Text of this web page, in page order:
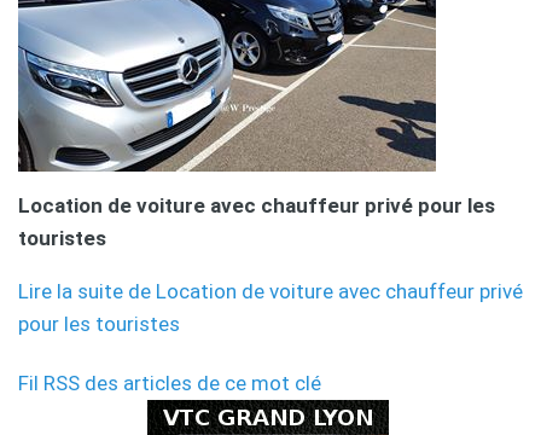
Location de voiture avec chauffeur privé pour les
touristes
Lire la suite de Location de voiture avec chauffeur privé
pour les touristes
Fil RSS des articles de ce mot clé